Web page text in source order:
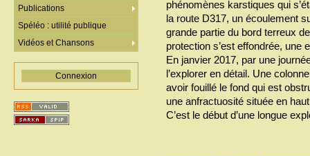
phénomènes karstiques qui
la route D317, un écoulement
grande partie du bord terreux
protection s’est effondrée, une
En janvier 2017, par une
l’explorer en détail. Une
avoir fouillé le fond qui est
une anfractuosité située en
C’est le début d’une longue
Publications
Spéléo : utilité publique
Vidéos et Chansons
Connexion